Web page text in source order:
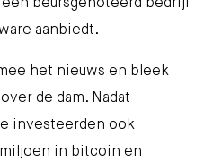
beursgenoteerd bedrijf
aanbiedt.
het nieuws en bleek
de dam. Nadat
investeerden ook
in bitcoin en